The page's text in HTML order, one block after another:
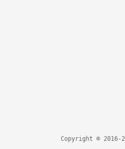
Copyright © 2016-